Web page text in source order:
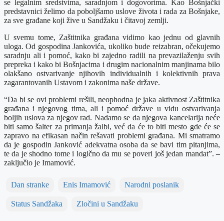
se legalnim sredstvima, saradnjom i dogovorima. Kao Bošnjački
predstavnici želimo da poboljšamo uslove života i rada za Bošnjake,
za sve građane koji žive u Sandžaku i čitavoj zemlji.
U svemu tome, Zaštitnika građana vidimo kao jednu od glavnih
uloga. Od gospodina Jankovića, ukoliko bude reizabran, očekujemo
saradnju ali i pomoć, kako bi zajedno radili na prevazilaženju svih
prepreka i kako bi Bošnjacima i drugim nacionalnim manjinama bilo
olakšano ostvarivanje njihovih individualnih i kolektivnih prava
zagarantovanih Ustavom i zakonima naše države.
“Da bi se ovi problemi rešili, neophodna je jaka aktivnost Zaštitnika
građana i njegovog tima, ali i pomoć države u vidu ostvarivanja
boljih uslova za njegov rad. Nadamo se da njegova kancelarija neće
biti samo šalter za primanja žalbi, već da će to biti mesto gde će se
zapravo na efikasan način rešavati problemi građana. Mi smatramo
da je gospodin Janković adekvatna osoba da se bavi tim pitanjima,
te da je shodno tome i logično da mu se poveri još jedan mandat”. –
zaključio je Imamović.
Dan stranke Enis Imamović Narodni poslanik
Status Sandžaka Zločini u Sandžaku